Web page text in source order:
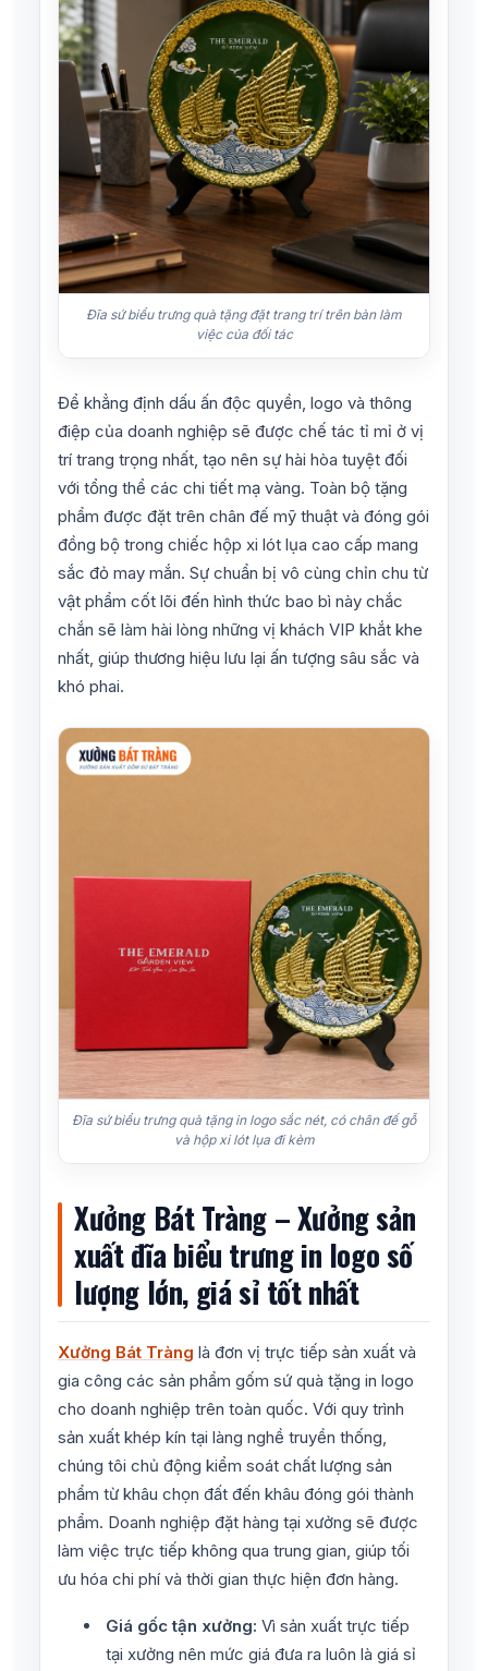
Đĩa sứ biểu trưng quà tặng đặt trang trí trên bàn làm
việc của đối tác
Để khẳng định dấu ấn độc quyền, logo và thông
điệp của doanh nghiệp sẽ được chế tác tỉ mỉ ở vị
trí trang trọng nhất, tạo nên sự hài hòa tuyệt đối
với tổng thể các chi tiết mạ vàng. Toàn bộ tặng
phẩm được đặt trên chân đế mỹ thuật và đóng gói
đồng bộ trong chiếc hộp xi lót lụa cao cấp mang
sắc đỏ may mắn. Sự chuẩn bị vô cùng chỉn chu từ
vật phẩm cốt lõi đến hình thức bao bì này chắc
chắn sẽ làm hài lòng những vị khách VIP khắt khe
nhất, giúp thương hiệu lưu lại ấn tượng sâu sắc và
khó phai.
Đĩa sứ biểu trưng quà tặng in logo sắc nét, có chân đế gỗ
và hộp xi lót lụa đi kèm
Xưởng Bát Tràng – Xưởng sản
xuất đĩa biểu trưng in logo số
lượng lớn, giá sỉ tốt nhất
Xưởng Bát Tràng là đơn vị trực tiếp sản xuất và
gia công các sản phẩm gốm sứ quà tặng in logo
cho doanh nghiệp trên toàn quốc. Với quy trình
sản xuất khép kín tại làng nghề truyền thống,
chúng tôi chủ động kiểm soát chất lượng sản
phẩm từ khâu chọn đất đến khâu đóng gói thành
phẩm. Doanh nghiệp đặt hàng tại xưởng sẽ được
làm việc trực tiếp không qua trung gian, giúp tối
ưu hóa chi phí và thời gian thực hiện đơn hàng.
Giá gốc tận xưởng: Vì sản xuất trực tiếp
tại xưởng nên mức giá đưa ra luôn là giá sỉ